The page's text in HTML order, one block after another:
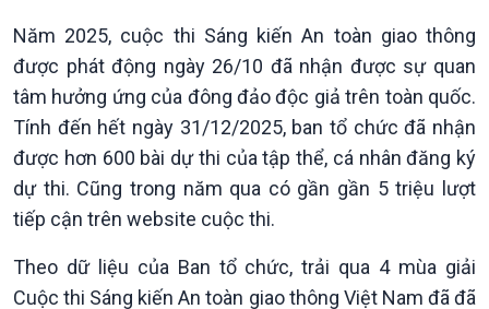
Năm 2025, cuộc thi Sáng kiến An toàn giao thông
được phát động ngày 26/10 đã nhận được sự quan
tâm hưởng ứng của đông đảo độc giả trên toàn quốc.
Tính đến hết ngày 31/12/2025, ban tổ chức đã nhận
được hơn 600 bài dự thi của tập thể, cá nhân đăng ký
dự thi. Cũng trong năm qua có gần gần 5 triệu lượt
tiếp cận trên website cuộc thi.
Theo dữ liệu của Ban tổ chức, trải qua 4 mùa giải
Cuộc thi Sáng kiến An toàn giao thông Việt Nam đã đã